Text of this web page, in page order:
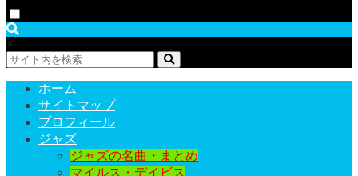
×
ホーム
サイトマップ
プロフィール
ジャズ
ジャズの名曲・まとめ
マイルス・デイビス